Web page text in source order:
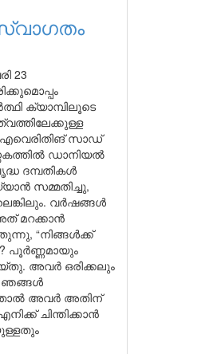
23
ക്യാമ്പിലൂടെ
എവെരിതിങ് സാഡ്
ഡാനിയൽ
ദമ്പതികൾ
സമ്മതിച്ചു,
വർഷങ്ങൾ
മറക്കാൻ
“നിങ്ങൾക്ക്
പൂർണ്ണമായും
അവർ ഒരിക്കലും
ഞങ്ങൾ
അവർ അതിന്
ചിന്തിക്കാൻ